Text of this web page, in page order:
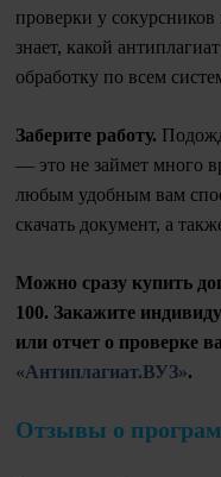
проверки у
знает, какой
обработку по всем
Заберите работу.
— это не займет много
любым удобным вам
скачать документ, а
Можно сразу купить
100. Закажите
или отчет о проверке
«Антиплагиат.ВУЗ».
Отзывы о